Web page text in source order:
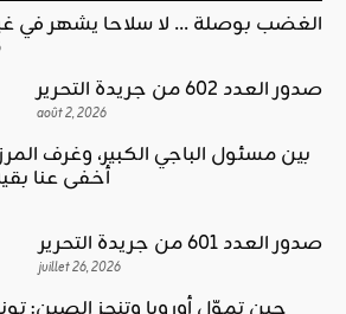
الغضب بوصلة … لا سلاحا يشهر في غير
صدور العدد 602 من جريدة التحرير
août 2, 2026
بين مسئول الباجي الكبير، وغرف
أخفى عنا
صدور العدد 601 من جريدة التحرير
juillet 26, 2026